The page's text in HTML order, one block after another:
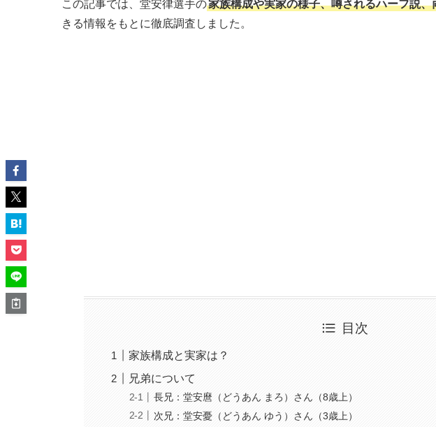
この記事では、堂安律選手の家族構成や実家の様子、噂されるハーフ説、
きる情報をもとに徹底調査しました。
目次
家族構成と実家は？
兄弟について
長兄：堂安麿（どうあん まろ）さん（8歳上）
次兄：堂安憂（どうあん ゆう）さん（3歳上）